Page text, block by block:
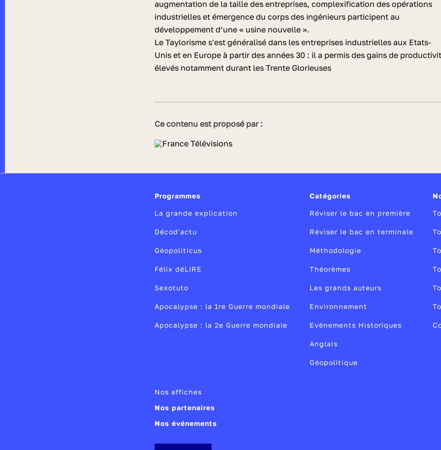
augmentation de la taille des entreprises, complexification des opérations
industrielles et émergence du corps des ingénieurs participent au
développement d’une « usine nouvelle ».
Le Taylorisme s'est généralisé dans les entreprises industrielles aux Etats-
Unis et en Europe à partir des années 30 : il a permis des gains de
élevés notamment durant les Trente Glorieuses
Ce contenu est proposé par :
Programmes
La grande explication
Décod'actu
Géopoliticus
Félix déLIRE
Sexotuto
Apocalypse : la 1re Guerre mondiale
Apocalypse : la 2e Guerre mondiale
Catégories
Réviser le bac en première
Réviser le bac en terminale
Méthodologie
Théorèmes
Les grands auteurs
Environnement
Evènements Historiques
Anglais
Géopolitique
Nos affiches
Nos partenaires
Nos événements